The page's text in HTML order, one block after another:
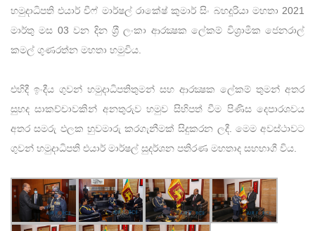
හමුදාධිපති එයාර් චීෆ් මාර්ෂල් රාකේෂ් කුමාර් සිං බහදූරියා මහතා 2021
මාර්තු මස 03 වන දින ශ‍්‍රී ලංකා ආරක්‍ෂක ලේකම් විශ‍්‍රාමික ජෙනරාල්
කමල් ගුණරත්න මහතා හමුවිය.
එහිදී ඉංදීය ගුවන් හමුදාධිපතිතුමන් සහ ආරක්‍ෂක ලේකම් තුමන් අතර
සුහද සාකච්චාවකින් අනතුරුව හමුව සිහිපත් වීම පිණිස දෙපාරශවය
අතර සමරු ඵලක හුවමාරු කරගැනීමක් සිදුකරන ලදී. මෙම අවස්ථාවට
ගුවන් හමුදාධිපති එයාර් මාර්ෂල් සුදර්ශන පතිරණ මහතාද සහභාගී විය.